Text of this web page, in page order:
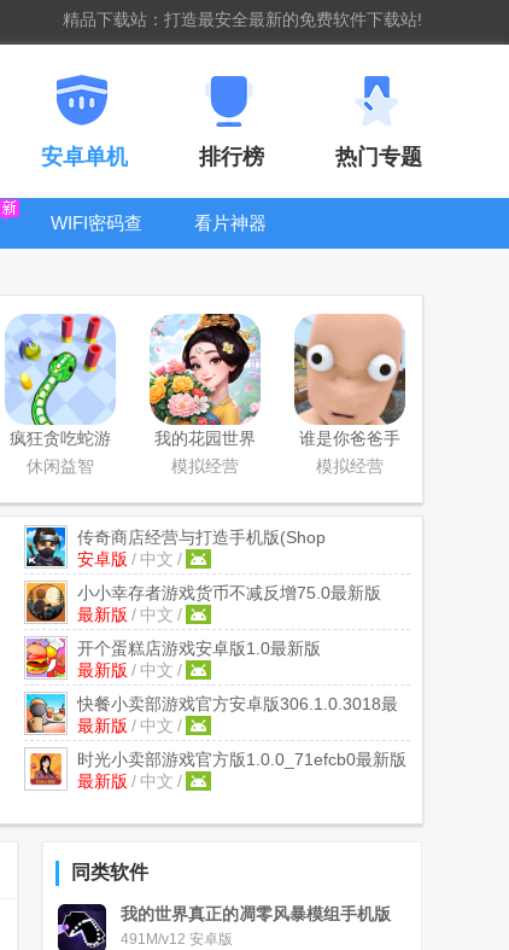
精品下载站：打造最安全最新的免费软件下载站!
安卓单机 排行榜 热门专题
WIFI密码查
看片神器
全
疯狂贪吃蛇游
戏最新版
休闲益智
我的花园世界
最新版
模拟经营
谁是你爸爸手
游正版(Who's
模拟经营
传奇商店经营与打造手机版(Shop
Titans)v13.0.1安卓最新完整版
安卓版 / 中文 /
小小幸存者游戏货币不减反增75.0最新版
最新版 / 中文 /
开个蛋糕店游戏安卓版1.0最新版
最新版 / 中文 /
快餐小卖部游戏官方安卓版306.1.0.3018最
新版
最新版 / 中文 /
时光小卖部游戏官方版1.0.0_71efcb0最新版
最新版 / 中文 /
同类软件
我的世界真正的凋零风暴模组手机版
491M/v12 安卓版